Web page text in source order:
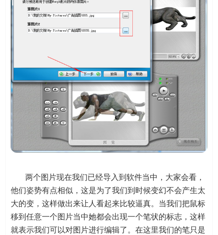
两个图片现在我们已经导入到软件当中，大家会看，
他们姿势有点相似，这是为了我们到时候变幻不会产生太
大的变，这样做出来让人看起来比较逼真。当我们把鼠标
移到任意一个图片当中她都会出现一个笔状的标志，这样
就表示我们可以对图片进行编辑了。在这里我们的笔只是